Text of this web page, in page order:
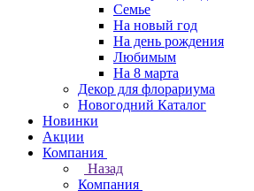
Семье
На новый год
На день рождения
Любимым
На 8 марта
Декор для флорариума
Новогодний Каталог
Новинки
Акции
Компания
Назад
Компания